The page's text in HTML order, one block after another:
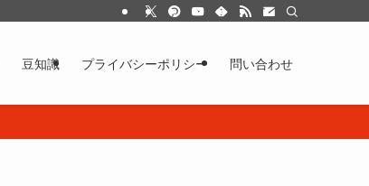
豆知識 プライバシーポリシー 問い合わせ